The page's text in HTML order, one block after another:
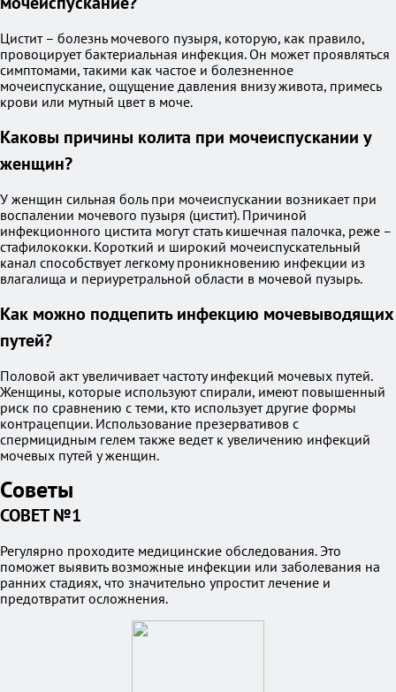
Цистит – болезнь мочевого пузыря, которую, как правило,
провоцирует бактериальная инфекция. Он может проявляться
симптомами, такими как частое и болезненное
мочеиспускание, ощущение давления внизу живота, примесь
крови или мутный цвет в моче.
Каковы причины колита при мочеиспускании у
женщин?
У женщин сильная боль при мочеиспускании возникает при
воспалении мочевого пузыря (цистит). Причиной
инфекционного цистита могут стать кишечная палочка, реже –
стафилококки. Короткий и широкий мочеиспускательный
канал способствует легкому проникновению инфекции из
влагалища и периуретральной области в мочевой пузырь.
Как можно подцепить инфекцию мочевыводящих
путей?
Половой акт увеличивает частоту инфекций мочевых путей.
Женщины, которые используют спирали, имеют повышенный
риск по сравнению с теми, кто использует другие формы
контрацепции. Использование презервативов с
спермицидным гелем также ведет к увеличению инфекций
мочевых путей у женщин.
Советы
СОВЕТ №1
Регулярно проходите медицинские обследования. Это
поможет выявить возможные инфекции или заболевания на
ранних стадиях, что значительно упростит лечение и
предотвратит осложнения.